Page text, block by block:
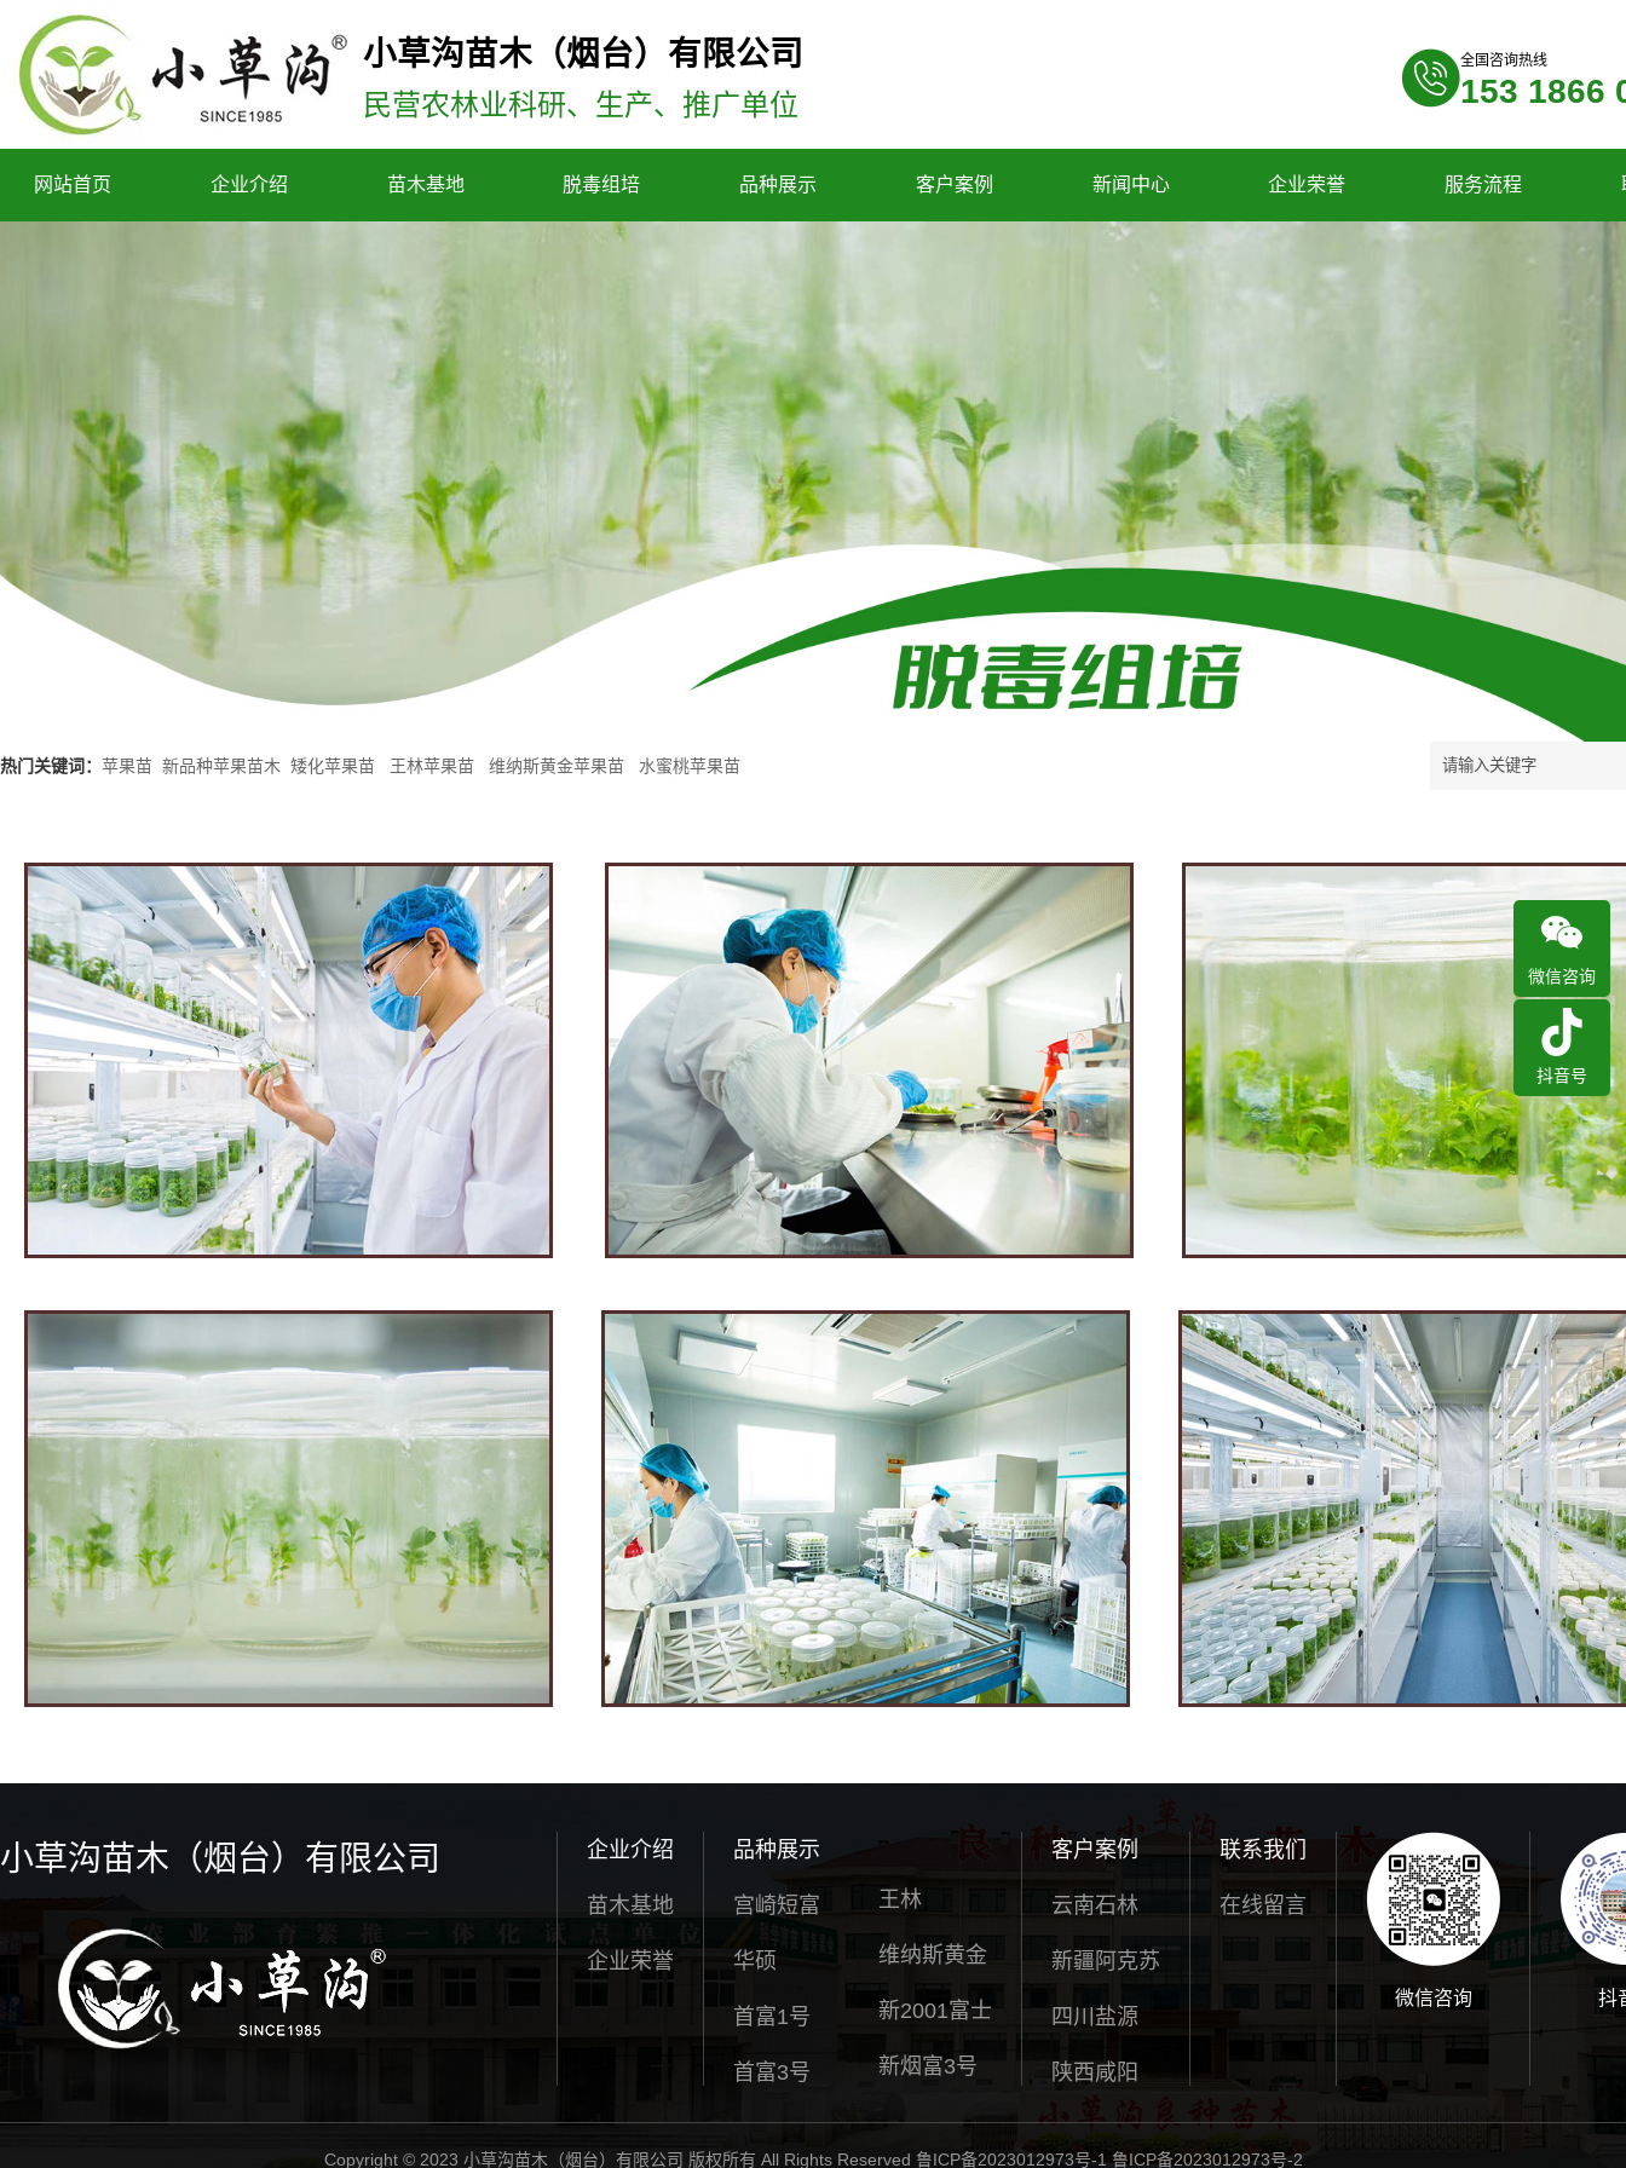
小草沟苗木（烟台）有限公司
民营农林业科研、生产、推广单位
全国咨询热线
153 1866
网站首页 企业介绍 苗木基地 脱毒组培 品种展示 客户案例 新闻中心 企业荣誉 服务流程
热门关键词： 苹果苗 新品种苹果苗木 矮化苹果苗 王林苹果苗 维纳斯黄金苹果苗 水蜜桃苹果苗
小草沟苗木（烟台）有限公司 企业介绍
苗木基地
企业荣誉
品种展示
宫崎短富
华硕
首富1号
首富3号
王林
维纳斯黄金
新2001富士
新烟富3号
客户案例
云南石林
新疆阿克苏
四川盐源
陕西咸阳
联系我们
在线留言
微信咨询 抖
Copyright © 2023 小草沟苗木（烟台）有限公司 版权所有 All Rights Reserved 鲁ICP备2023012973号-1 鲁ICP备2023012973号-2
微信咨询
抖音号